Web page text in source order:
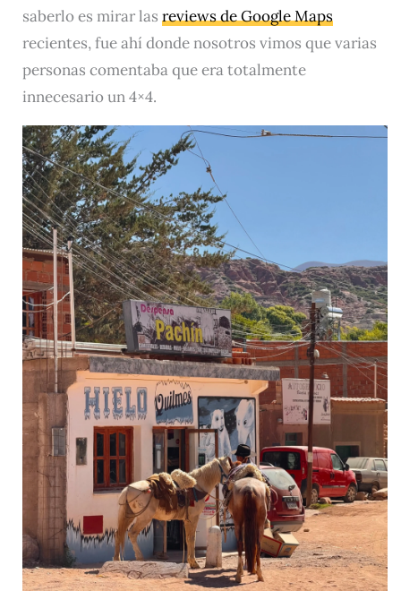
saberlo es mirar las reviews de Google Maps
recientes, fue ahí donde nosotros vimos que varias
personas comentaba que era totalmente
innecesario un 4×4.